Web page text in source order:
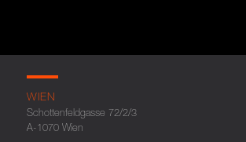
WIEN
Schottenfeldgasse 72/2/3
A-1070 Wien